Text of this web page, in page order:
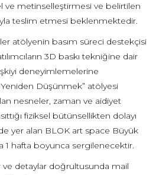
ve metinselleştirmesi ve belirtilen
teslim etmesi beklenmektedir.
atölyenin basım süreci destekçisi
3D baskı tekniğine dair
deneyimlemelerine
Düşünmek” atölyesi
nesneler, zaman ve aidiyet
fiziksel bütünsellikten dolayı
yer alan BLOK art space Büyük
1 hafta boyunca sergilenecektir.
detaylar doğrultusunda mail